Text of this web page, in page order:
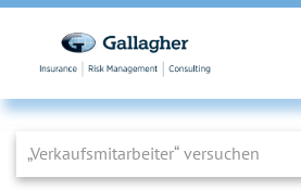
Job Search Page